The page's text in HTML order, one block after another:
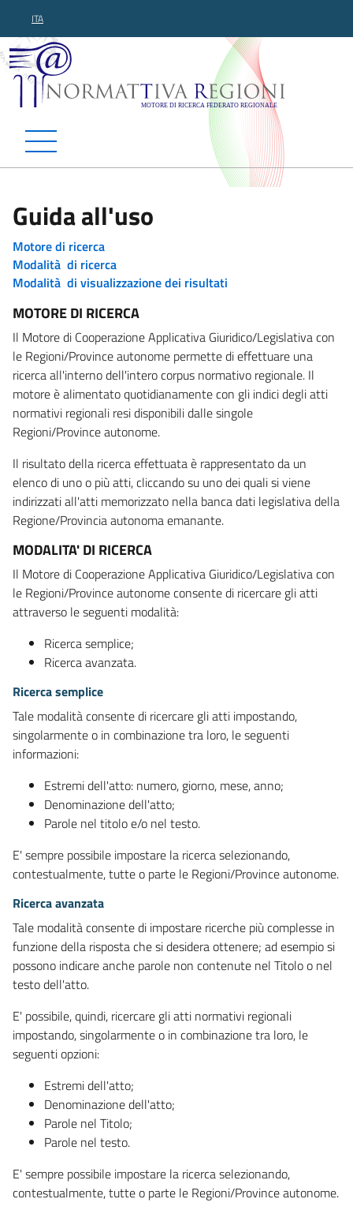
ITA
Normattiva Regioni -
Guida all'uso
Motore di ricerca
Modalità di ricerca
Modalità di visualizzazione dei risultati
MOTORE DI RICERCA
Il Motore di Cooperazione Applicativa Giuridico/Legislativa con
le Regioni/Province autonome permette di effettuare una
ricerca all'interno dell'intero corpus normativo regionale. Il
motore è alimentato quotidianamente con gli indici degli atti
normativi regionali resi disponibili dalle singole
Regioni/Province autonome.
Il risultato della ricerca effettuata è rappresentato da un
elenco di uno o più atti, cliccando su uno dei quali si viene
indirizzati all'atti memorizzato nella banca dati legislativa della
Regione/Provincia autonoma emanante.
MODALITA' DI RICERCA
Il Motore di Cooperazione Applicativa Giuridico/Legislativa con
le Regioni/Province autonome consente di ricercare gli atti
attraverso le seguenti modalità:
Ricerca semplice;
Ricerca avanzata.
Ricerca semplice
Tale modalità consente di ricercare gli atti impostando,
singolarmente o in combinazione tra loro, le seguenti
informazioni:
Estremi dell'atto: numero, giorno, mese, anno;
Denominazione dell'atto;
Parole nel titolo e/o nel testo.
E' sempre possibile impostare la ricerca selezionando,
contestualmente, tutte o parte le Regioni/Province autonome.
Ricerca avanzata
Tale modalità consente di impostare ricerche più complesse in
funzione della risposta che si desidera ottenere; ad esempio si
possono indicare anche parole non contenute nel Titolo o nel
testo dell'atto.
E' possibile, quindi, ricercare gli atti normativi regionali
impostando, singolarmente o in combinazione tra loro, le
seguenti opzioni:
Estremi dell'atto;
Denominazione dell'atto;
Parole nel Titolo;
Parole nel testo.
E' sempre possibile impostare la ricerca selezionando,
contestualmente, tutte o parte le Regioni/Province autonome.